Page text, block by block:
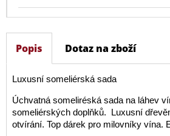
Popis Dotaz na zboží
Luxusní someliérská sada
Úchvatná someliréská sada na láhev
someliérských doplňků. Luxusní
otvírání. Top dárek pro milovníky vína.